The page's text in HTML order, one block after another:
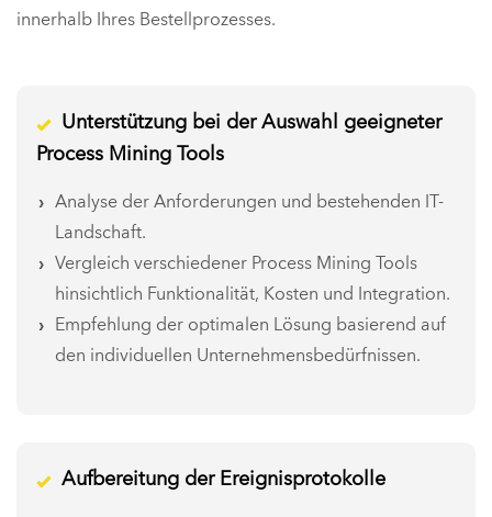
innerhalb Ihres Bestellprozesses.
Unterstützung bei der Auswahl geeigneter
Process Mining Tools
Analyse der Anforderungen und bestehenden IT-
Landschaft.
Vergleich verschiedener Process Mining Tools
hinsichtlich Funktionalität, Kosten und Integration.
Empfehlung der optimalen Lösung basierend auf
den individuellen Unternehmensbedürfnissen.
Aufbereitung der Ereignisprotokolle